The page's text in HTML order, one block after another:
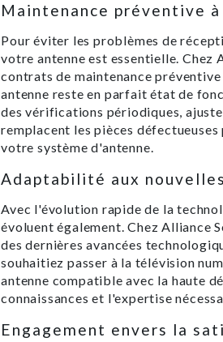
Maintenance préventive
Pour éviter les problèmes de
votre antenne est essentielle. Chez
contrats de maintenance
antenne reste en parfait état de
des vérifications périodiques,
remplacent les pièces
votre système d'antenne.
Adaptabilité aux
Avec l'évolution rapide de la
évoluent également. Chez Alliance
des dernières avancées
souhaitiez passer à la télévision
antenne compatible avec la haute
connaissances et l'expertise
Engagement envers la